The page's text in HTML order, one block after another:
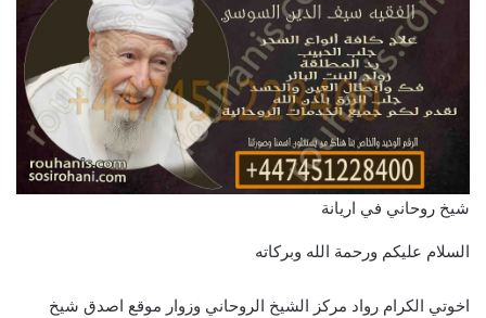
شيخ روحاني في اريانة
السلام عليكم ورحمة الله وبركاته
اخوتي الكرام رواد مركز الشيخ الروحاني وزوار موقع اصدق شيخ